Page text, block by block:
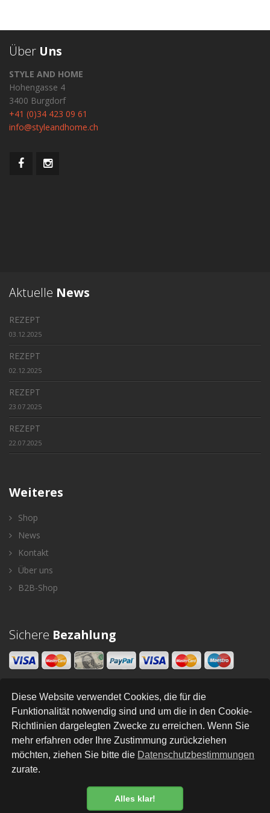
Datenschutzbestimmung
Diese Website verwendet Cookies, die für die
Funktionalität notwendig sind und um die in den Cookie-
Richtlinien dargelegten Zwecke zu erreichen. Wenn Sie
mehr erfahren oder Ihre Zustimmung zurückziehen
möchten, ziehen Sie bitte die Datenschutzbestimmungen
zurate.
Alles klar!
Über Uns
STYLE AND HOME
Hohengasse 4
3400 Burgdorf
+41 (0)34 423 09 61
info@styleandhome.ch
Aktuelle News
REZEPT
03.12.2025
REZEPT
02.12.2025
REZEPT
23.07.2025
REZEPT
22.07.2025
Weiteres
Shop
News
Kontakt
Über uns
B2B-Shop
Sichere Bezahlung
Newsletter
SENDEN
Impressum•Versand•Kontakt•